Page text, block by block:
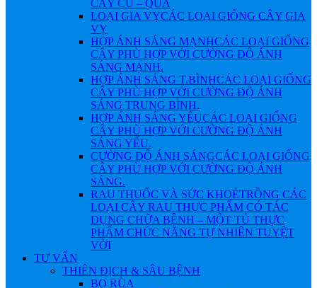
CÂY CỦ – QUẢ
LOẠI GIA VỴCÁC LOẠI GIỐNG CÂY GIA
VỴ
HỢP ÁNH SÁNG MẠNHCÁC LOẠI GIỐNG
CÂY PHÙ HỢP VỚI CƯỜNG ĐỘ ÁNH
SÁNG MẠNH.
HỢP ÁNH SÁNG T.BÌNHCÁC LOẠI GIỐNG
CÂY PHÙ HỢP VỚI CƯỜNG ĐỘ ÁNH
SÁNG TRUNG BÌNH.
HỢP ÁNH SÁNG YẾUCÁC LOẠI GIỐNG
CÂY PHÙ HỢP VỚI CƯỜNG ĐỘ ÁNH
SÁNG YẾU.
CƯỜNG ĐỘ ÁNH SÁNGCÁC LOẠI GIỐNG
CÂY PHÙ HỢP VỚI CƯỜNG ĐỘ ÁNH
SÁNG.
RAU THUỐC VÀ SỨC KHOẺTRỒNG CÁC
LOẠI CÂY RAU THỰC PHẨM CÓ TÁC
DỤNG CHỮA BỆNH – MỘT TỦ THỰC
PHẨM CHỨC NĂNG TỰ NHIÊN TUYỆT
VỜI
TƯ VẤN
THIÊN ĐỊCH & SÂU BỆNH
BỌ RÙA